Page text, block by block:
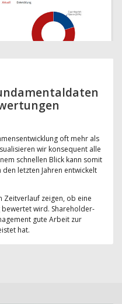
oft mehr als
wir konsequent alle
schnellen Blick kann somit
letzten Jahren entwickelt
Zeitverlauf zeigen, ob eine
wird. Shareholder-
gute Arbeit zur
hat.